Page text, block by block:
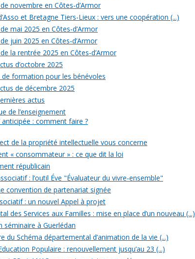
novembre en Côtes-d’Armor
et Bretagne Tiers-Lieux : vers une coopération (...)
mai 2025 en Côtes-d’Armor
juin 2025 en Côtes-d’Armor
la rentrée 2025 en Côtes-d’Armor
d’octobre 2025
formation pour les bénévoles
de décembre 2025
actus
de l’enseignement
: comment faire ?
de la propriété intellectuelle vous concerne
« consommateur » : ce que dit la loi
républicain
: l’outil Éve "Évaluateur du vivre-ensemble"
convention de partenariat signée
: un nouvel Appel à projet
des Services aux Familles : mise en place d’un nouveau (...)
séminaire à Guerlédan
du Schéma départemental d’animation de la vie (...)
Populaire : renouvellement jusqu’au 23 (...)